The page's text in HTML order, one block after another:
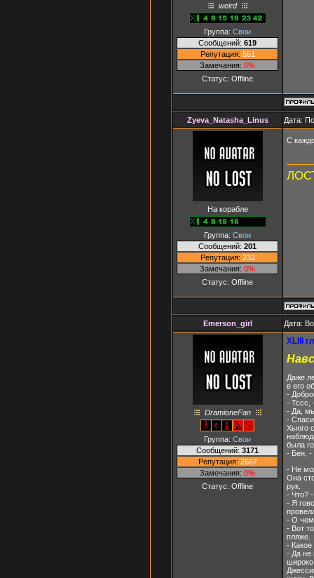
weird
Группа: Свои
Сообщений: 619
Репутация: 551
Замечания: 0%
Статус: Offline
Zyeva_Natasha_Linus Дата:
На корабле
Группа: Свои
Сообщений: 201
Репутация: 232
Замечания: 0%
Статус: Offline
С
Emerson_girl Дата:
DramioneFan
Группа: Свои
Сообщений: 3171
Репутация: 2667
Замечания: 0%
Статус: Offline
XLIII
Даже
в его
-
- Тссс,
- Да,
-
Хьюго
была
- Бен, -
- Не
Она
рук.
- Что?
- Я
- О чем
- Вот
пляже.
- Какое
- Да не